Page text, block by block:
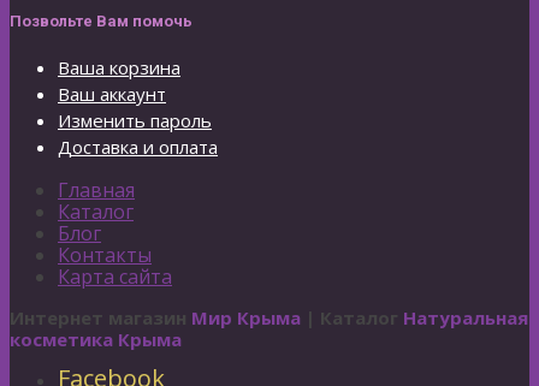
Позвольте Вам помочь
Ваша корзина
Ваш аккаунт
Изменить пароль
Доставка и оплата
Главная
Каталог
Блог
Контакты
Карта сайта
Интернет магазин Мир Крыма | Каталог Натуральная
косметика Крыма
Facebook